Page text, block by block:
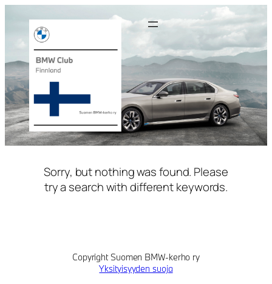
sisältöön
Sorry, but nothing was found. Please
try a search with different keywords.
Copyright Suomen BMW-kerho ry
Yksityisyyden suoja